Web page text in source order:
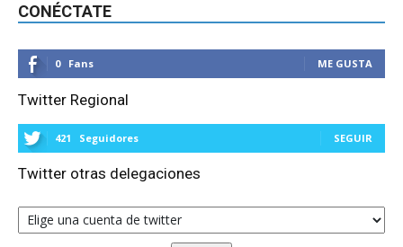
CONÉCTATE
0 Fans ME GUSTA
Twitter Regional
421 Seguidores SEGUIR
Twitter otras delegaciones